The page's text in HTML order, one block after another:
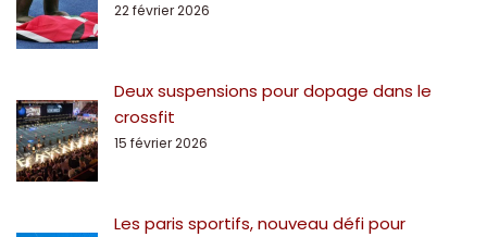
22 février 2026
Deux suspensions pour dopage dans le
crossfit
15 février 2026
Les paris sportifs, nouveau défi pour